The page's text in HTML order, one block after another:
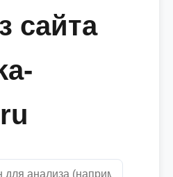
сайта